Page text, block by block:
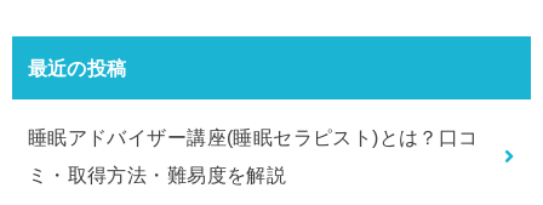
最近の投稿
睡眠アドバイザー講座(睡眠セラピスト)とは？口コ
ミ・取得方法・難易度を解説